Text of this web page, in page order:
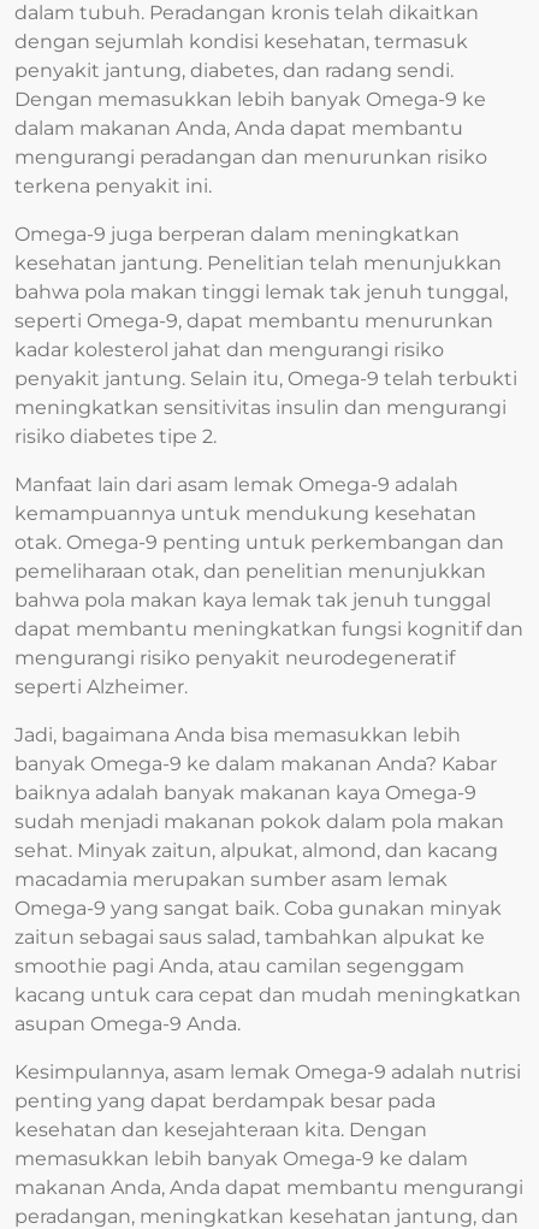
dalam tubuh. Peradangan kronis telah dikaitkan
dengan sejumlah kondisi kesehatan, termasuk
penyakit jantung, diabetes, dan radang sendi.
Dengan memasukkan lebih banyak Omega-9 ke
dalam makanan Anda, Anda dapat membantu
mengurangi peradangan dan menurunkan risiko
terkena penyakit ini.
Omega-9 juga berperan dalam meningkatkan
kesehatan jantung. Penelitian telah menunjukkan
bahwa pola makan tinggi lemak tak jenuh tunggal,
seperti Omega-9, dapat membantu menurunkan
kadar kolesterol jahat dan mengurangi risiko
penyakit jantung. Selain itu, Omega-9 telah terbukti
meningkatkan sensitivitas insulin dan mengurangi
risiko diabetes tipe 2.
Manfaat lain dari asam lemak Omega-9 adalah
kemampuannya untuk mendukung kesehatan
otak. Omega-9 penting untuk perkembangan dan
pemeliharaan otak, dan penelitian menunjukkan
bahwa pola makan kaya lemak tak jenuh tunggal
dapat membantu meningkatkan fungsi kognitif dan
mengurangi risiko penyakit neurodegeneratif
seperti Alzheimer.
Jadi, bagaimana Anda bisa memasukkan lebih
banyak Omega-9 ke dalam makanan Anda? Kabar
baiknya adalah banyak makanan kaya Omega-9
sudah menjadi makanan pokok dalam pola makan
sehat. Minyak zaitun, alpukat, almond, dan kacang
macadamia merupakan sumber asam lemak
Omega-9 yang sangat baik. Coba gunakan minyak
zaitun sebagai saus salad, tambahkan alpukat ke
smoothie pagi Anda, atau camilan segenggam
kacang untuk cara cepat dan mudah meningkatkan
asupan Omega-9 Anda.
Kesimpulannya, asam lemak Omega-9 adalah nutrisi
penting yang dapat berdampak besar pada
kesehatan dan kesejahteraan kita. Dengan
memasukkan lebih banyak Omega-9 ke dalam
makanan Anda, Anda dapat membantu mengurangi
peradangan, meningkatkan kesehatan jantung, dan